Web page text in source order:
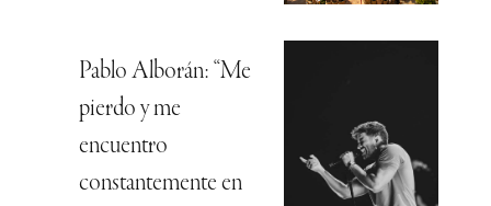
Pablo Alborán: “Me
pierdo y me
encuentro
constantemente en